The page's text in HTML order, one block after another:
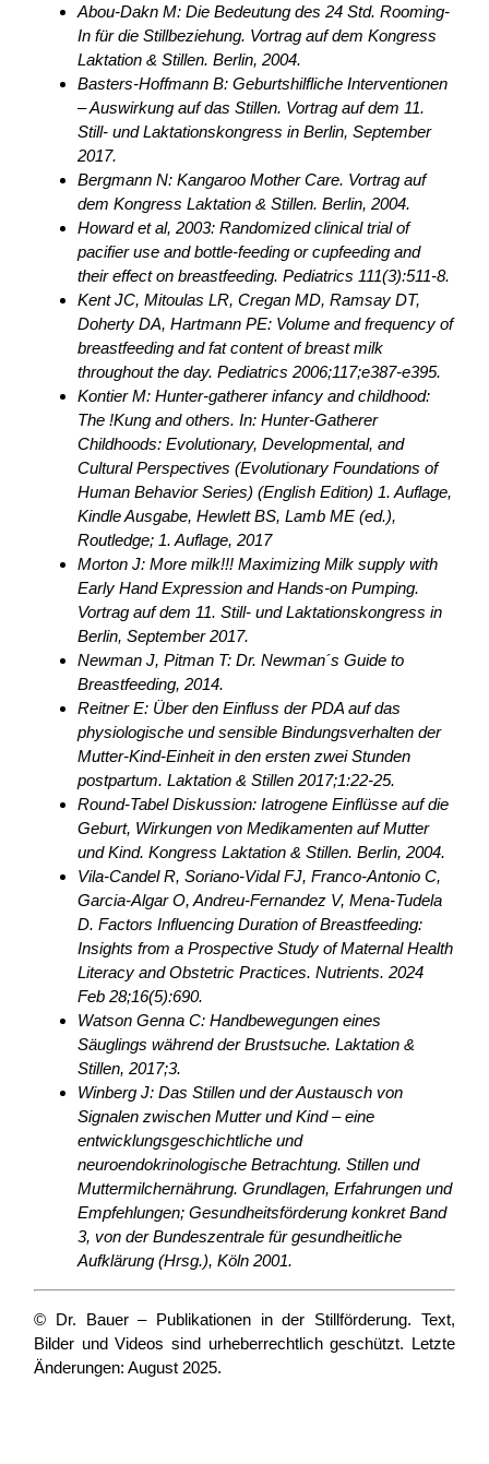
Abou-Dakn M: Die Bedeutung des 24 Std. Rooming-
In für die Stillbeziehung. Vortrag auf dem Kongress
Laktation & Stillen. Berlin, 2004.
Basters-Hoffmann B: Geburtshilfliche Interventionen
– Auswirkung auf das Stillen. Vortrag auf dem 11.
Still- und Laktationskongress in Berlin, September
2017.
Bergmann N: Kangaroo Mother Care. Vortrag auf
dem Kongress Laktation & Stillen. Berlin, 2004.
Howard et al, 2003: Randomized clinical trial of
pacifier use and bottle-feeding or cupfeeding and
their effect on breastfeeding. Pediatrics 111(3):511-8.
Kent JC, Mitoulas LR, Cregan MD, Ramsay DT,
Doherty DA, Hartmann PE: Volume and frequency of
breastfeeding and fat content of breast milk
throughout the day. Pediatrics 2006;117;e387-e395.
Kontier M: Hunter-gatherer infancy and childhood:
The !Kung and others. In: Hunter-Gatherer
Childhoods: Evolutionary, Developmental, and
Cultural Perspectives (Evolutionary Foundations of
Human Behavior Series) (English Edition) 1. Auflage,
Kindle Ausgabe, Hewlett BS, Lamb ME (ed.),
Routledge; 1. Auflage, 2017
Morton J: More milk!!! Maximizing Milk supply with
Early Hand Expression and Hands-on Pumping.
Vortrag auf dem 11. Still- und Laktationskongress in
Berlin, September 2017.
Newman J, Pitman T: Dr. Newman´s Guide to
Breastfeeding, 2014.
Reitner E: Über den Einfluss der PDA auf das
physiologische und sensible Bindungsverhalten der
Mutter-Kind-Einheit in den ersten zwei Stunden
postpartum. Laktation & Stillen 2017;1:22-25.
Round-Tabel Diskussion: Iatrogene Einflüsse auf die
Geburt, Wirkungen von Medikamenten auf Mutter
und Kind. Kongress Laktation & Stillen. Berlin, 2004.
Vila-Candel R, Soriano-Vidal FJ, Franco-Antonio C,
Garcia-Algar O, Andreu-Fernandez V, Mena-Tudela
D. Factors Influencing Duration of Breastfeeding:
Insights from a Prospective Study of Maternal Health
Literacy and Obstetric Practices. Nutrients. 2024
Feb 28;16(5):690.
Watson Genna C: Handbewegungen eines
Säuglings während der Brustsuche. Laktation &
Stillen, 2017;3.
Winberg J: Das Stillen und der Austausch von
Signalen zwischen Mutter und Kind – eine
entwicklungsgeschichtliche und
neuroendokrinologische Betrachtung. Stillen und
Muttermilchernährung. Grundlagen, Erfahrungen und
Empfehlungen; Gesundheitsförderung konkret Band
3, von der Bundeszentrale für gesundheitliche
Aufklärung (Hrsg.), Köln 2001.
© Dr. Bauer – Publikationen in der Stillförderung. Text,
Bilder und Videos sind urheberrechtlich geschützt. Letzte
Änderungen: August 2025.